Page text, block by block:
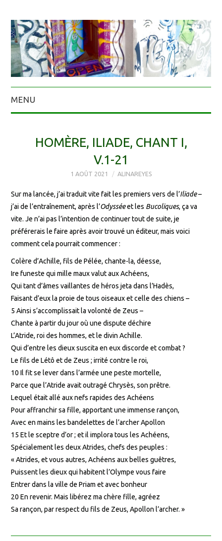
MENU
HOMÈRE, ILIADE, CHANT I,
V.1-21
1 AOÛT 2021 ALINAREYES
Sur ma lancée, j’ai traduit vite fait les premiers vers de l’Iliade–
j’ai de l’entraînement, après l’Odysséeet les Bucoliques, ça va
vite. Je n’ai pas l’intention de continuer tout de suite, je
préférerais le faire après avoir trouvé un éditeur, mais voici
comment cela pourrait commencer :
Colère d’Achille, fils de Pélée, chante-la, déesse,
Ire funeste qui mille maux valut aux Achéens,
Qui tant d’âmes vaillantes de héros jeta dans l’Hadès,
Faisant d’eux la proie de tous oiseaux et celle des chiens –
5 Ainsi s’accomplissait la volonté de Zeus –
Chante à partir du jour où une dispute déchire
L’Atride, roi des hommes, et le divin Achille.
Qui d’entre les dieux suscita en eux discorde et combat ?
Le fils de Létô et de Zeus ; irrité contre le roi,
10 Il fit se lever dans l’armée une peste mortelle,
Parce que l’Atride avait outragé Chrysès, son prêtre.
Lequel était allé aux nefs rapides des Achéens
Pour affranchir sa fille, apportant une immense rançon,
Avec en mains les bandelettes de l’archer Apollon
15 Et le sceptre d’or ; et il implora tous les Achéens,
Spécialement les deux Atrides, chefs des peuples :
« Atrides, et vous autres, Achéens aux belles guêtres,
Puissent les dieux qui habitent l’Olympe vous faire
Entrer dans la ville de Priam et avec bonheur
20 En revenir. Mais libérez ma chère fille, agréez
Sa rançon, par respect du fils de Zeus, Apollon l’archer. »